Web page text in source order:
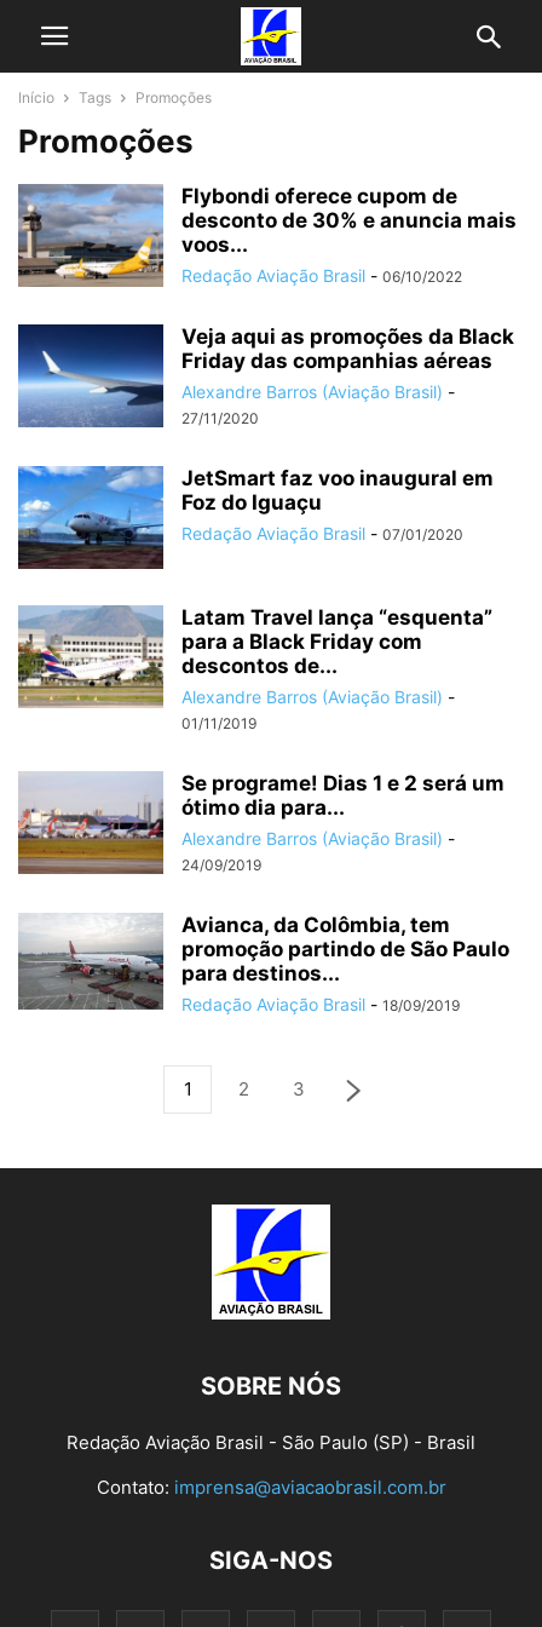
Início Tags Promoções
Promoções
Flybondi oferece cupom de
desconto de 30% e anuncia mais
voos...
Redação Aviação Brasil - 06/10/2022
Veja aqui as promoções da Black
Friday das companhias aéreas
Alexandre Barros (Aviação Brasil) -
27/11/2020
JetSmart faz voo inaugural em
Foz do Iguaçu
Redação Aviação Brasil - 07/01/2020
Latam Travel lança “esquenta”
para a Black Friday com
descontos de...
Alexandre Barros (Aviação Brasil) -
01/11/2019
Se programe! Dias 1 e 2 será um
ótimo dia para...
Alexandre Barros (Aviação Brasil) -
24/09/2019
Avianca, da Colômbia, tem
promoção partindo de São Paulo
para destinos...
Redação Aviação Brasil - 18/09/2019
1 2 3
SOBRE NÓS
Redação Aviação Brasil - São Paulo (SP) - Brasil
Contato: imprensa@aviacaobrasil.com.br
SIGA-NOS